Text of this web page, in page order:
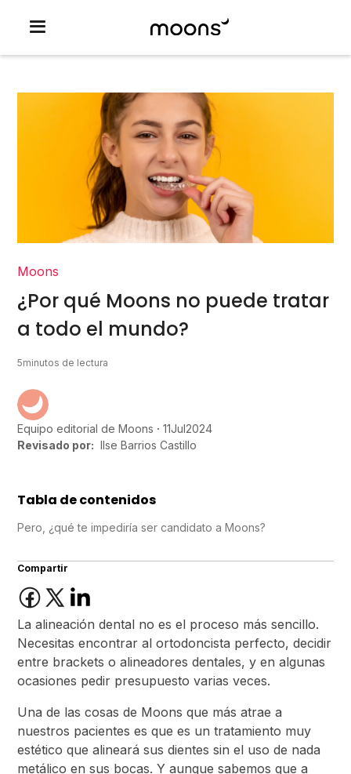
Moons
¿Por qué Moons no puede tratar
a todo el mundo?
5minutos de lectura
Equipo editorial de Moons 11Jul2024
Revisado por: Ilse Barrios Castillo
Tabla de contenidos
Pero, ¿qué te impediría ser candidato a Moons?
Compartir
La alineación dental no es el proceso más sencillo.
Necesitas encontrar al ortodoncista perfecto, decidir
entre brackets o alineadores dentales, y en algunas
ocasiones pedir presupuesto varias veces.
Una de las cosas de Moons que más atrae a
nuestros pacientes es que es un tratamiento muy
estético que alineará sus dientes sin el uso de nada
metálico en sus bocas. Y aunque sabemos que a